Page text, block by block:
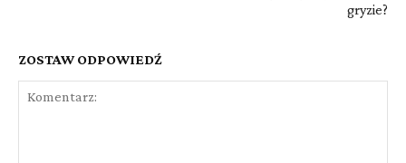
gryzie?
ZOSTAW ODPOWIEDŹ